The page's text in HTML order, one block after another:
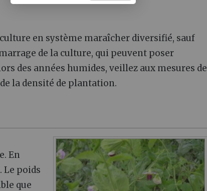
en système maraîcher diversifié, sauf
de la culture, qui peuvent poser
des années humides, veillez aux mesures de
la densité de plantation.
En
Le poids
que